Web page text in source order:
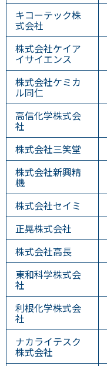
キコーテック株
式会社
株式会社ケイア
イサイエンス
株式会社ケミカ
ル同仁
高信化学株式会
社
株式会社三笑堂
株式会社新興精
機
株式会社セイミ
正晃株式会社
株式会社高長
東和科学株式会
社
利根化学株式会
社
ナカライテスク
株式会社